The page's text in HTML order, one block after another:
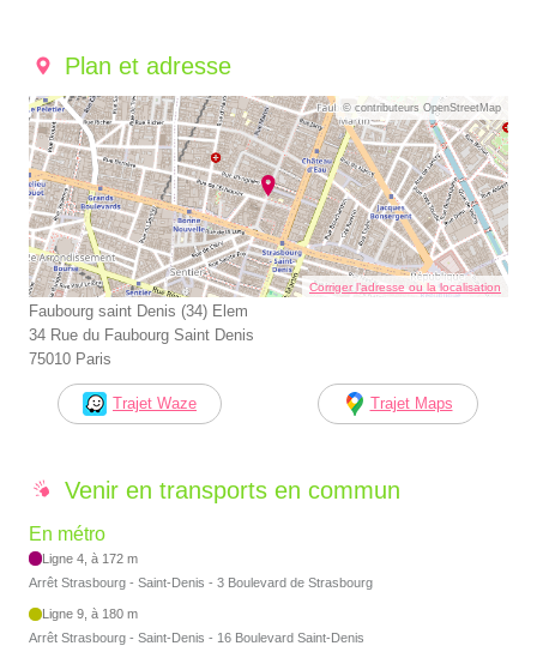
Plan et adresse
© contributeurs OpenStreetMap
Corriger l’adresse ou la localisation
Faubourg saint Denis (34) Elem
34 Rue du Faubourg Saint Denis
75010 Paris
Trajet Waze Trajet Maps
Venir en transports en commun
En métro
Ligne 4, à 172 m
Arrêt Strasbourg - Saint-Denis - 3 Boulevard de Strasbourg
Ligne 9, à 180 m
Arrêt Strasbourg - Saint-Denis - 16 Boulevard Saint-Denis